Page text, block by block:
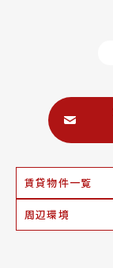
賃貸物件一覧
周辺環境